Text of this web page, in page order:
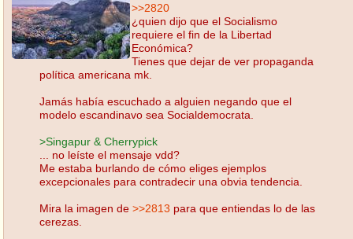
>>2820
¿quien dijo que el Socialismo
requiere el fin de la Libertad
Económica?
Tienes que dejar de ver propaganda
política americana mk.
Jamás había escuchado a alguien negando que el
modelo escandinavo sea Socialdemocrata.
>Singapur & Cherrypick
... no leíste el mensaje vdd?
Me estaba burlando de cómo eliges ejemplos
excepcionales para contradecir una obvia tendencia.
Mira la imagen de >>2813 para que entiendas lo de las
cerezas.